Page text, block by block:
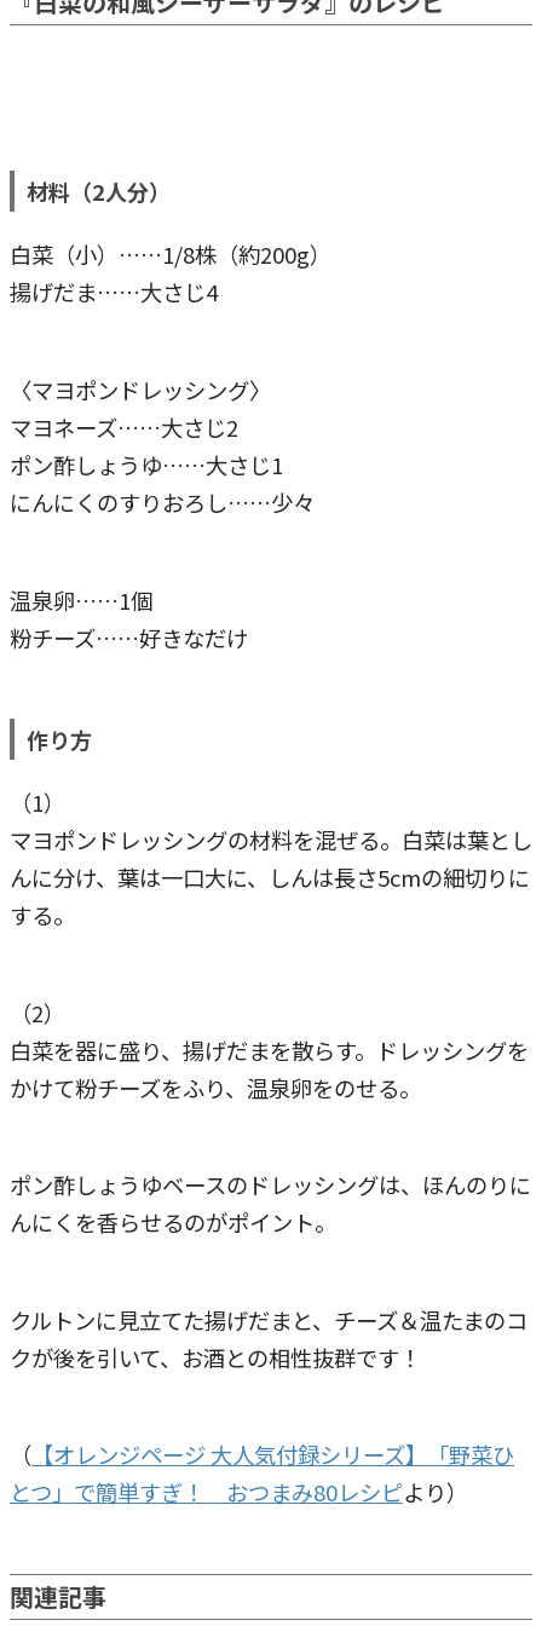
材料（2人分）
白菜（小）……1/8株（約200g）
揚げだま……大さじ4
〈マヨポンドレッシング〉
マヨネーズ……大さじ2
ポン酢しょうゆ……大さじ1
にんにくのすりおろし……少々
温泉卵……1個
粉チーズ……好きなだけ
作り方
（1）
マヨポンドレッシングの材料を混ぜる。白菜は葉とし
んに分け、葉は一口大に、しんは長さ5cmの細切りに
する。
（2）
白菜を器に盛り、揚げだまを散らす。ドレッシングを
かけて粉チーズをふり、温泉卵をのせる。
ポン酢しょうゆベースのドレッシングは、ほんのりに
んにくを香らせるのがポイント。
クルトンに見立てた揚げだまと、チーズ＆温たまのコ
クが後を引いて、お酒との相性抜群です！
（ 【オレンジページ 大人気付録シリーズ】「野菜ひ
とつ」で簡単すぎ！ おつまみ80レシピより）
関連記事